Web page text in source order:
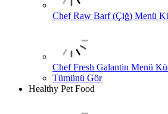
Chef Raw Barf (Çiğ) Menü
Chef Fresh Galantin Menü
Tümünü Gör
Healthy Pet Food